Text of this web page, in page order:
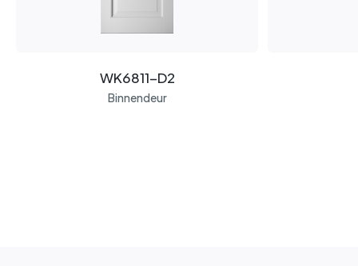
WK6811-D2
Binnendeur